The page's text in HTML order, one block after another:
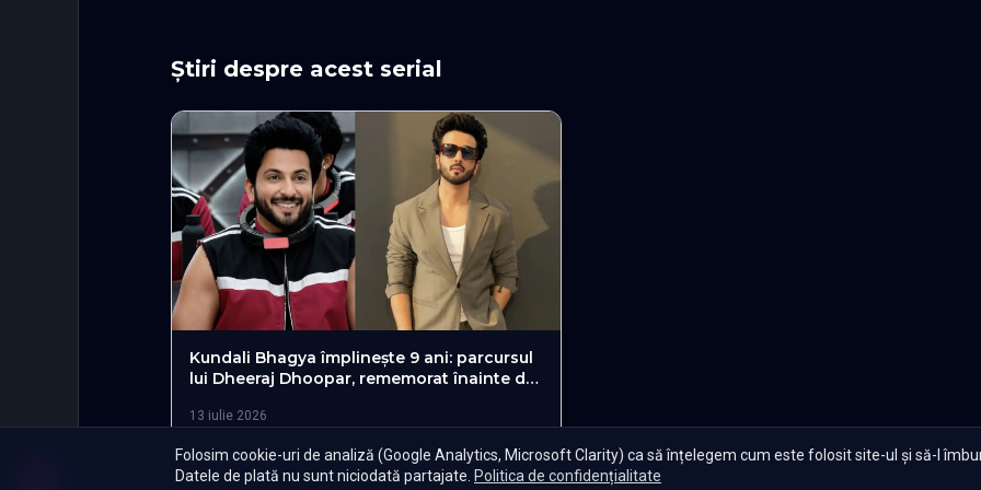
Folosim cookie-uri de analiză (Google Analytics, Microsoft Clarity) ca să înțelegem cum este folosit site-ul și să-l
Datele de plată nu sunt niciodată partajate. Politica de confidențialitate
Știri despre acest serial
Kundali Bhagya împlinește 9 ani: parcursul
lui Dheeraj Dhoopar, rememorat înainte de
13 iulie 2026